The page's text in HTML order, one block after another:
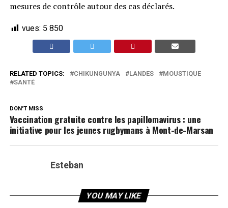
mesures de contrôle autour des cas déclarés.
vues: 5 850
RELATED TOPICS: CHIKUNGUNYA LANDES
MOUSTIQUE
SANTÉ
DON'T MISS
Vaccination gratuite contre les papillomavirus : une
initiative pour les jeunes rugbymans à Mont-de-Marsan
Esteban
YOU MAY LIKE